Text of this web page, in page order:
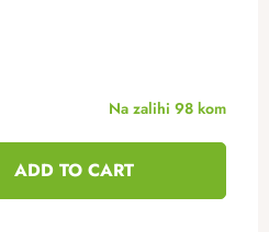
Na zalihi 98 kom
ADD TO CART